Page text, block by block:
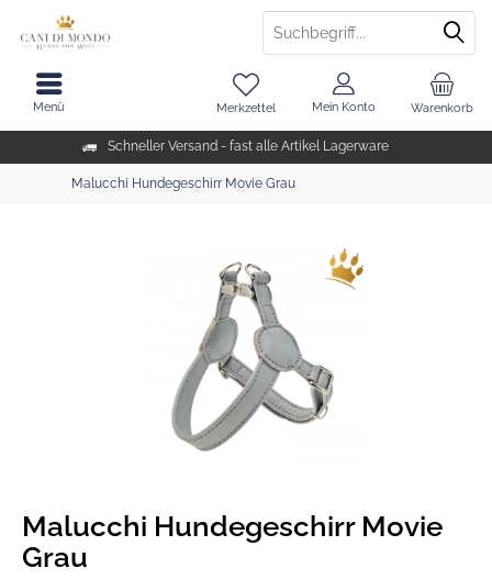
Schneller Versand - fast alle Artikel Lagerware
Warenkorb
Merkzettel Mein Konto
Menü
Malucchi Hundegeschirr Movie Grau
Malucchi Hundegeschirr Movie
Grau